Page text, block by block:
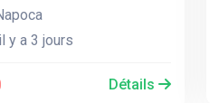
y a 3 jours
Détails